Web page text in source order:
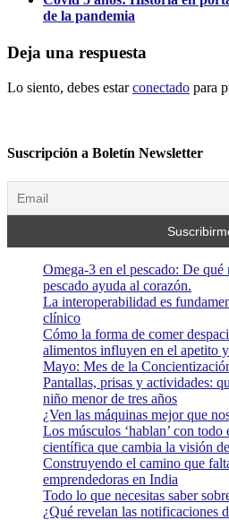
de la pandemia
Deja una respuesta
Lo siento, debes estarconectado para
Suscripción a Boletín Newsletter
Omega-3 en el pescado: De qué
pescado ayuda al corazón.
La interoperabilidad es
clínico
Cómo la forma de comer
alimentos influyen en el apetito
Mayo: Mes de la
Pantallas, prisas y actividades:
niño menor de tres años
¿Ven las máquinas mejor que
Los músculos ‘hablan’ con
científica que cambia la visión
Construyendo el camino que
emprendedoras en India
Todo lo que necesitas saber
¿Qué revelan las notificaciones